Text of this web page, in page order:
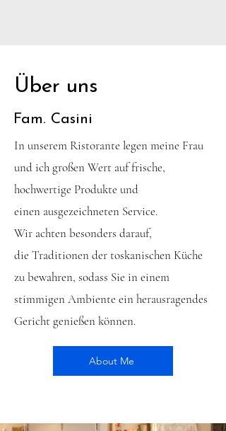
Über uns
Fam. Casini
In unserem Ristorante legen meine Frau
und ich großen Wert auf frische,
hochwertige Produkte und
einen ausgezeichneten Service.
Wir achten besonders darauf,
die Traditionen der toskanischen Küche
zu bewahren, sodass Sie in einem
stimmigen Ambiente ein herausragendes
Gericht genießen können.
About Me